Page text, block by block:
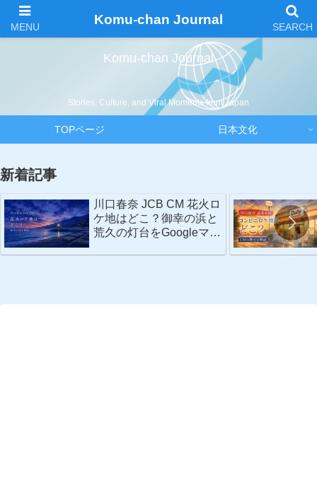
Komu-chan Journal
Stories, Culture, and Viral Moments from Japan
TOPページ 日本文化
新着記事
川口春奈 JCB CM 花火ロ
ケ地はどこ？御幸の浜と
荒久の灯台をGoogleマッ
Komu-chan Journal